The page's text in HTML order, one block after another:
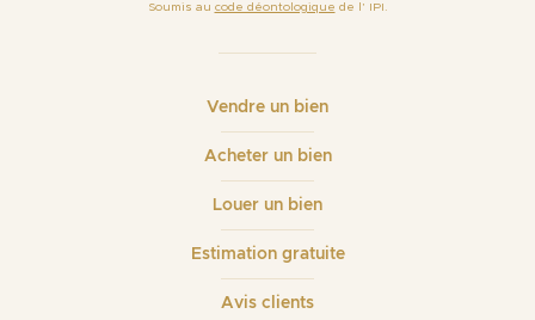
Soumis au code déontologique de l’ IPI.
Vendre un bien
Acheter un bien
Louer un bien
Estimation gratuite
Avis clients